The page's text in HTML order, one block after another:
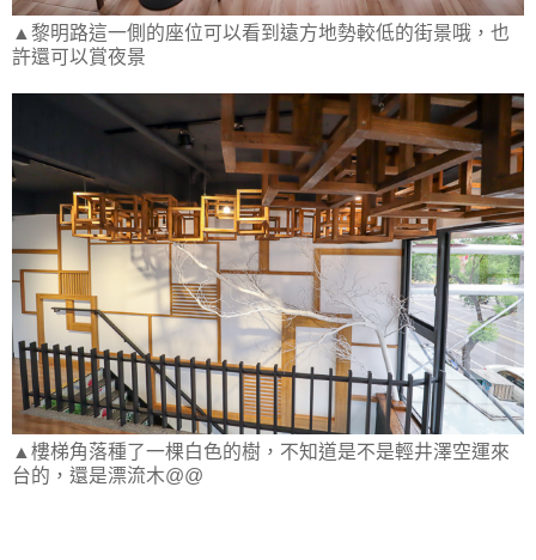
▲黎明路這一側的座位可以看到遠方地勢較低的街景哦，也
許還可以賞夜景
▲樓梯角落種了一棵白色的樹，不知道是不是輕井澤空運來
台的，還是漂流木@@